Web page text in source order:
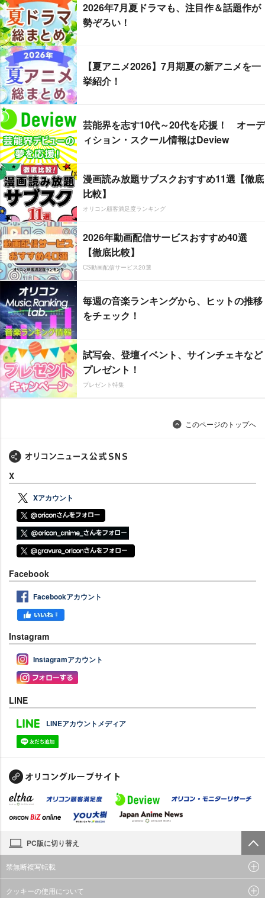
2026年7月夏ドラマも、注目作＆話題作が
勢ぞろい！
【夏アニメ2026】7月期夏の新アニメを一
挙紹介！
芸能界を志す10代～20代を応援！ オーデ
ィション・スクール情報はDeview
漫画読み放題サブスクおすすめ11選【徹底
比較】
オリコン顧客満足度ランキング
2026年動画配信サービスおすすめ40選
【徹底比較】
CS動画配信サービス20選
毎週の音楽ランキングから、ヒットの推移
をチェック！
試写会、登壇イベント、サインチェキなど
プレゼント！
プレゼント特集
このページのトップへ
X
Xアカウント
Facebook
Facebookアカウント
Instagram
Instagramアカウント
LINE
LINEアカウントメディア
PC版に切り替え
禁無断複写転載
クッキーの使用について